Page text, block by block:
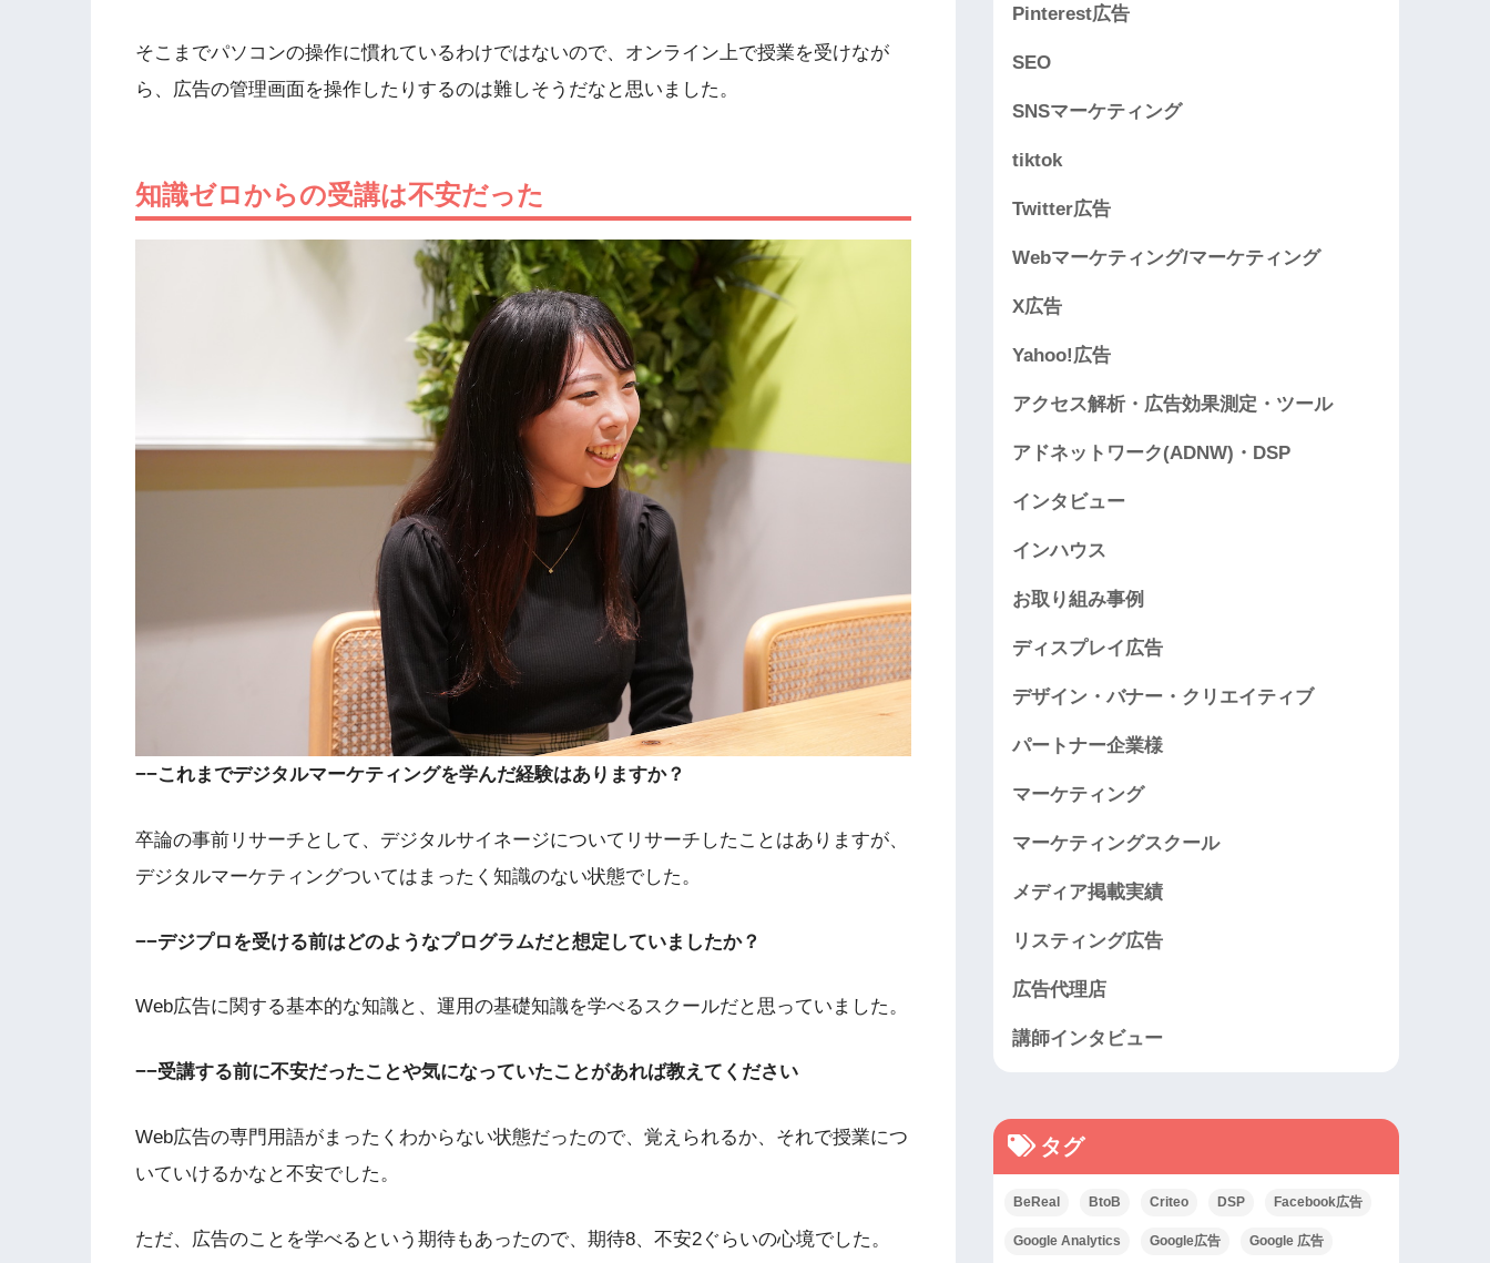
そこまでパソコンの操作に慣れているわけではないので、オンライン上で授業を受けなが
ら、広告の管理画面を操作したりするのは難しそうだなと思いました。
知識ゼロからの受講は不安だった
−−これまでデジタルマーケティングを学んだ経験はありますか？
卒論の事前リサーチとして、デジタルサイネージについてリサーチしたことはありますが、
デジタルマーケティングついてはまったく知識のない状態でした。
−−デジプロを受ける前はどのようなプログラムだと想定していましたか？
Web広告に関する基本的な知識と、運用の基礎知識を学べるスクールだと思っていました。
−−受講する前に不安だったことや気になっていたことがあれば教えてください
Web広告の専門用語がまったくわからない状態だったので、覚えられるか、それで授業につ
いていけるかなと不安でした。
ただ、広告のことを学べるという期待もあったので、期待8、不安2ぐらいの心境でした。
Pinterest広告
SEO
SNSマーケティング
tiktok
Twitter広告
Webマーケティング/マーケティング
X広告
Yahoo!広告
アクセス解析・広告効果測定・ツール
アドネットワーク(ADNW)・DSP
インタビュー
インハウス
お取り組み事例
ディスプレイ広告
デザイン・バナー・クリエイティブ
パートナー企業様
マーケティング
マーケティングスクール
メディア掲載実績
リスティング広告
広告代理店
講師インタビュー
タグ
BeReal BtoB Criteo DSP Facebook広告
Google Analytics Google広告 Google 広告